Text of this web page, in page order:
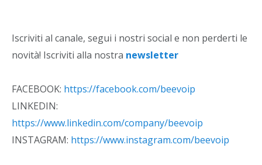
Iscriviti al canale, segui i nostri social e non perderti le
novità! Iscriviti alla nostra newsletter
FACEBOOK: https://facebook.com/beevoip
LINKEDIN:
https://www.linkedin.com/company/beevoip
INSTAGRAM: https://www.instagram.com/beevoip